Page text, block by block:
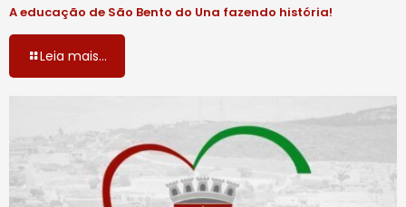
A educação de São Bento do Una fazendo história!
Leia mais...